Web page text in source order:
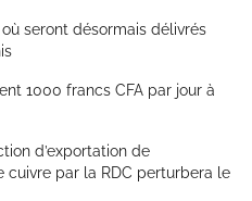
seront désormais délivrés
1000 francs CFA par jour à
d’exportation de
par la RDC perturbera le